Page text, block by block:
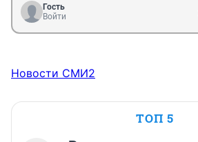
Гость
Войти
Новости СМИ2
ТОП 5